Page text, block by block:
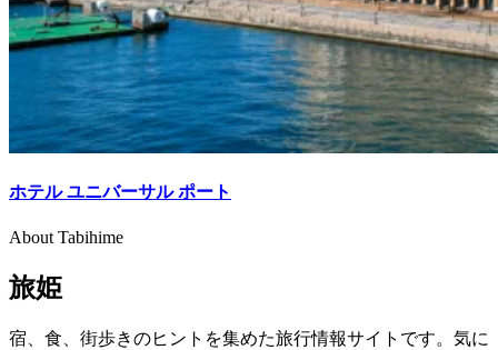
ホテル ユニバーサル ポート
About Tabihime
旅姫
宿、食、街歩きのヒントを集めた旅行情報サイトです。気に